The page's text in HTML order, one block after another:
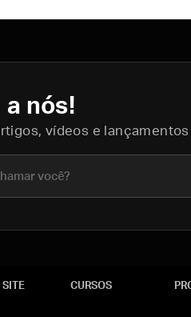
nós!
vídeos e
SITE CURSOS